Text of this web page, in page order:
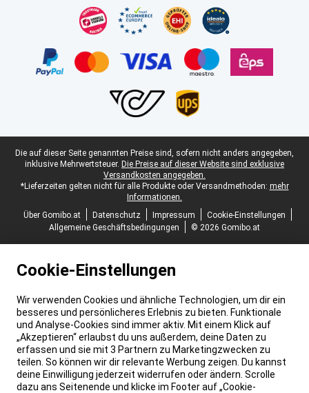
Juristische Fußzeile
Die auf dieser Seite genannten Preise sind, sofern nicht anders angegeben,
inklusive Mehrwertsteuer. Die Preise auf dieser Website sind exklusive
Versandkosten angegeben.
*Lieferzeiten gelten nicht für alle Produkte oder Versandmethoden: mehr
Informationen.
Über Gomibo.at
Datenschutz Impressum
Cookie-Einstellungen
Allgemeine Geschäftsbedingungen
© 2026 Gomibo.at
Cookie-Einstellungen
Wir verwenden Cookies und ähnliche Technologien, um dir ein
besseres und persönlicheres Erlebnis zu bieten. Funktionale
und Analyse-Cookies sind immer aktiv. Mit einem Klick auf
„Akzeptieren“ erlaubst du uns außerdem, deine Daten zu
erfassen und sie mit 3 Partnern zu Marketingzwecken zu
teilen. So können wir dir relevante Werbung zeigen. Du kannst
deine Einwilligung jederzeit widerrufen oder ändern. Scrolle
dazu ans Seitenende und klicke im Footer auf „Cookie-